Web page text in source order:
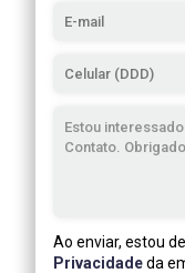
Ao enviar, estou
Privacidadeda